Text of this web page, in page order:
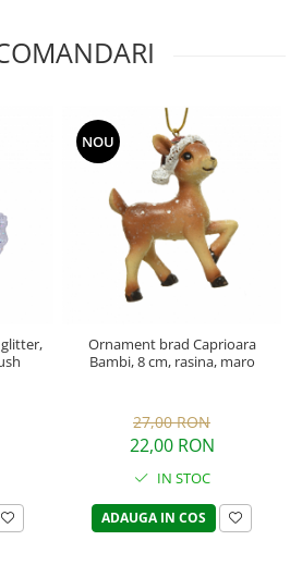
NOU
Ornament brad Caprioara
Bambi, 8 cm, rasina, maro
27,00 RON
22,00 RON
IN STOC
ADAUGA IN COS